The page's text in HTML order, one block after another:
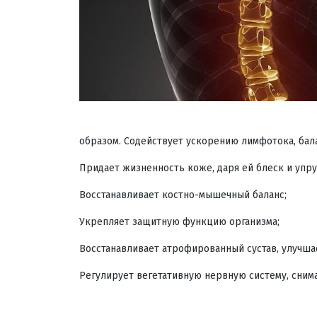
образом. Содействует ускорению лимфотока,
Придает жизненность коже, даря ей блеск и
Восстанавливает костно-мышечный баланс;
Укрепляет защитную функцию организма;
Восстанавливает атрофированный сустав,
Регулирует вегетативную нервную систему,